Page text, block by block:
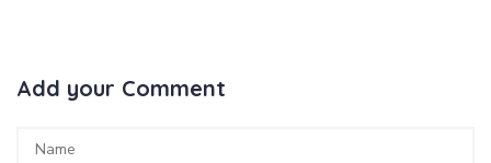
Add your Comment